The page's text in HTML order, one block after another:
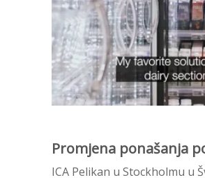
Promjena ponašanja
ICA Pelikan u Stockholmu u